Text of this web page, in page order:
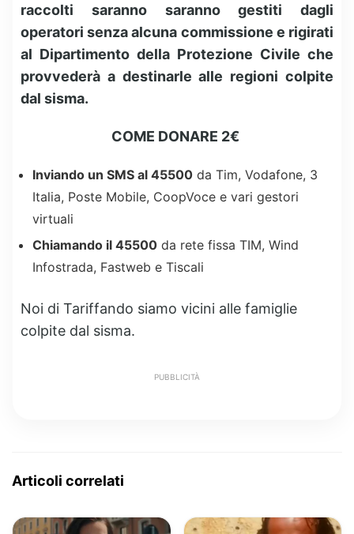
raccolti saranno saranno gestiti dagli
operatori senza alcuna commissione e rigirati
al Dipartimento della Protezione Civile che
provvederà a destinarle alle regioni colpite
dal sisma.
COME DONARE 2€
Inviando un SMS al 45500 da Tim, Vodafone, 3
Italia, Poste Mobile, CoopVoce e vari gestori
virtuali
Chiamando il 45500 da rete fissa TIM, Wind
Infostrada, Fastweb e Tiscali
Noi di Tariffando siamo vicini alle famiglie
colpite dal sisma.
PUBBLICITÀ
Articoli correlati